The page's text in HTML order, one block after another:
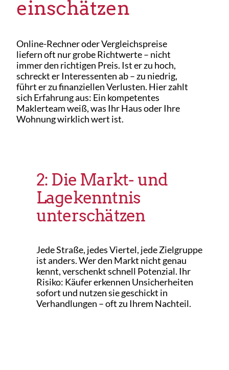
einschätzen
Online-Rechner oder Vergleichspreise
liefern oft nur grobe Richtwerte – nicht
immer den richtigen Preis. Ist er zu hoch,
schreckt er Interessenten ab – zu niedrig,
führt er zu finanziellen Verlusten. Hier zahlt
sich Erfahrung aus: Ein kompetentes
Maklerteam weiß, was Ihr Haus oder Ihre
Wohnung wirklich wert ist.
2: Die Markt- und
Lagekenntnis
unterschätzen
Jede Straße, jedes Viertel, jede Zielgruppe
ist anders. Wer den Markt nicht genau
kennt, verschenkt schnell Potenzial. Ihr
Risiko: Käufer erkennen Unsicherheiten
sofort und nutzen sie geschickt in
Verhandlungen – oft zu Ihrem Nachteil.